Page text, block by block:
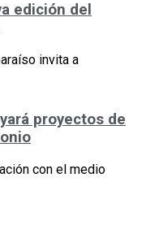
edición del
invita a
proyectos de
con el medio